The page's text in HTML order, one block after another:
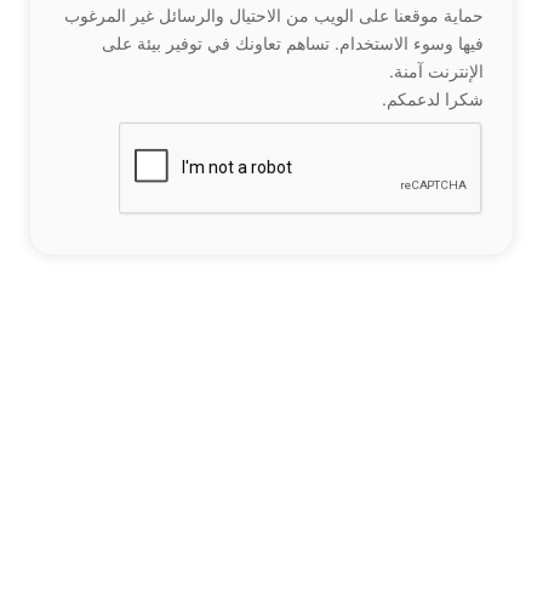
حماية موقعنا على الويب من الاحتيال والرسائل غير المرغوب
فيها وسوء الاستخدام. تساهم تعاونك في توفير بيئة على
الإنترنت آمنة.
شكرا لدعمكم.